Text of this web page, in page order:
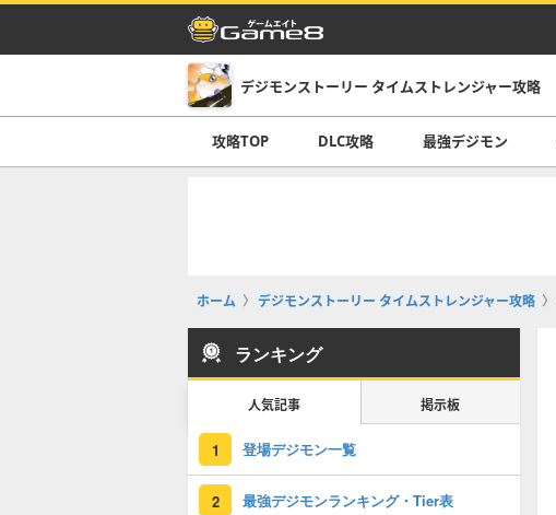
デジモンストーリー タイムストレンジャー攻略
攻略TOP DLC攻略 最強デジモン
ホーム デジモンストーリー タイムストレンジャー攻略
ランキング
人気記事 掲示板
1 登場デジモン一覧
2 最強デジモンランキング・Tier表